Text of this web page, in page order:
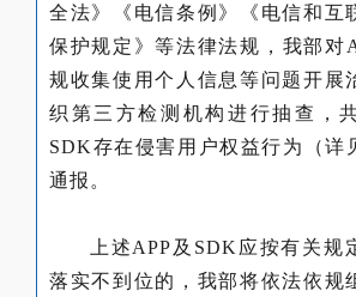
全法》《电信条例》《电信和互
保护规定》等法律法规，我部对
规收集使用个人信息等问题开展
织第三方检测机构进行抽查，
SDK存在侵害用户权益行为（详
通报。
上述APP及SDK应按有关规
落实不到位的，我部将依法依规